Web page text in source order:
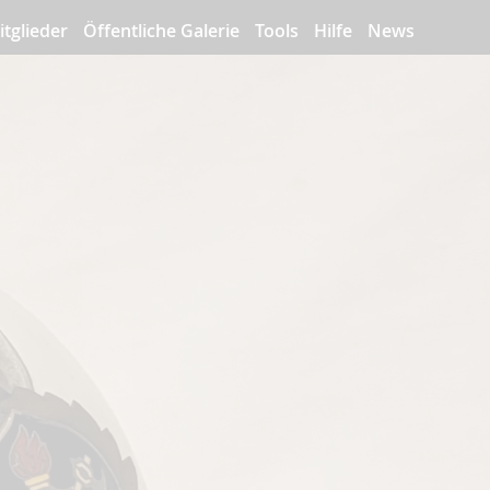
Öffentliche Galerie Tools Hilfe News